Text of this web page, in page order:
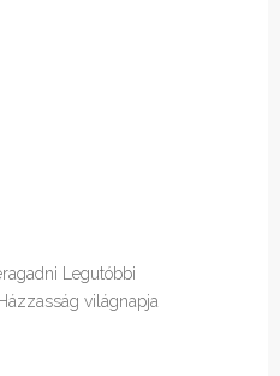
Legutóbbi
világnapja